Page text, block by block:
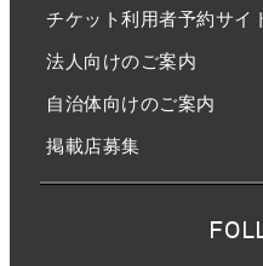
チケット利用者予約サイ
法人向けのご案内
自治体向けのご案内
掲載店募集